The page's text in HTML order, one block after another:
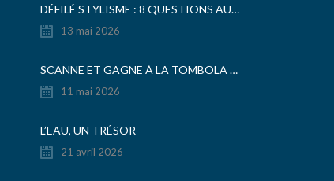
DÉFILÉ STYLISME : 8 QUESTIONS AUX ORGANISATEURS
13 mai 2026
SCANNE ET GAGNE À LA TOMBOLA DE LA FÊTE DU COLLÈGE
11 mai 2026
L’EAU, UN TRÉSOR
21 avril 2026